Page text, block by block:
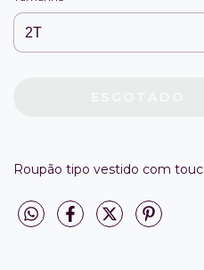
Roupão tipo vestido com